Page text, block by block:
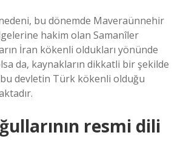
bu dönemde Maveraünnehir
hakim olan Samanîler
İran kökenli oldukları yönünde
da, kaynakların dikkatli bir şekilde
devletin Türk kökenli olduğu
resmi dili